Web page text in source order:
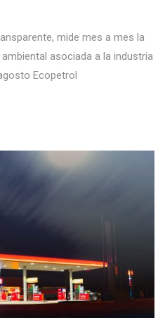
mide mes a mes la
asociada a la industria
Ecopetrol